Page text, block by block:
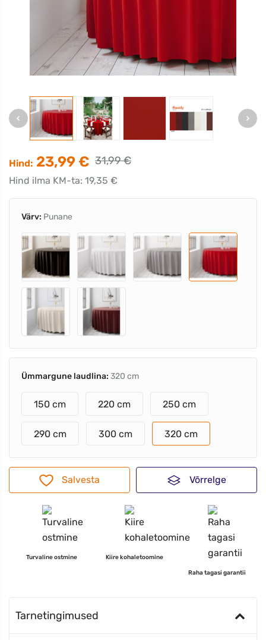
Hind: 23,99 € 31,99 €
Hind ilma KM-ta: 19,35 €
Värv: Punane
Ümmargune laudlina: 320 cm
150 cm 220 cm 250 cm
290 cm 300 cm 320 cm
Salvesta Võrrelge
Turvaline ostmine Kiire kohaletoomine
Raha tagasi garantii
Tarnetingimused